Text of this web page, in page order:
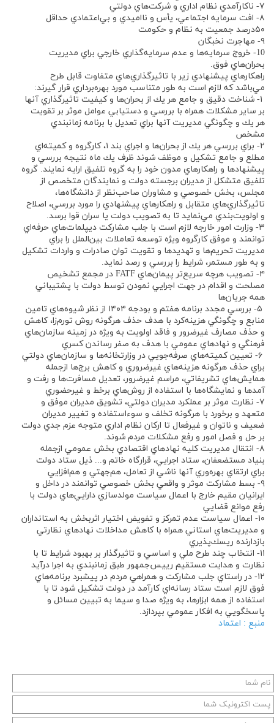
۷- ناكارآمدي نظام اداري و شركت‌هاي دولتي
۸- افت سرمايه اجتماعي، يأس و نااميدي و بي‌اعتمادي حداقل
۵۰درصد جمعيت به نظام و حكومت
۹- مهاجرت نخبگان
10- خروج سرمايه‌ها و عدم سرمايه‌گذاري خارجي براي مديريت
بحران‌هاي فوق.
راهكارهاي پيشنهادي زير با تاثيرگذاري‌هاي متفاوت قابل طرح
مي‌باشد كه لازم است به ‌طور متناسب مورد بهره‌برداري قرار گيرند:
۱- شناخت دقيق و جامع هر يك از بحران‌ها و كيفيت تاثيرگذاري آنها
بر ساير مشكلات همراه با بررسي و دستيابي عوامل موثر بر تقويت
هر يك و چگونگي مديريت آنها براي تعديل با برنامه زمانبندي
مشخص
۲- براي بررسي هر يك از بحران‌ها و اجراي بند ۱، كارگروه و كميته‌اي
مطلع و جامع تشكيل و موظف شوند ظرف يك ماه نتيجه بررسي و
پيشنهادها و راهكار‌هاي مدون خود را به گروه تلفيق ارايه نمايند. گروه
تلفيق متشكل از مديران برجسته دولت و نمايندگان متخصص از
مجلس، بخش خصوصي و مشاوران صاحب‌نظر از دانشگاه‌ها،
تاثيرگذاري‌هاي متقابل و راهكارهاي پيشنهادي را مورد بررسي، اصلاح
و اولويت‌بندي مي‌نمايد تا به تصويب دولت يا سران قوا برسد.
۳- وزارت امور خارجه لازم است با جلب مشاركت ديپلمات‌هاي حرفه‌اي
توانمند و موفق كارگروه ويژه توسعه تعاملات بين‌الملل را براي
مديريت تحريم‌ها و تهديدها و تقويت توان صادرات و واردات تشكيل
و به‌ طور مستمر، شرايط را بررسي و رصد نمايد.
۴- تصويب هرچه سريع‌تر پيمان‌هاي FATF در مجمع تشخيص
مصلحت و اقدام در جهت اجرايي نمودن توسط دولت با پشتيباني
همه جريان‌ها
۵- بررسي مجدد برنامه هفتم و بودجه ۱۴۰۴ از نظر شيوه‌هاي تامين
منابع و چگونگي هزينه‌كرد با هدف حذف هرگونه روش تورم‌زا، كاهش
و حذف مصارف غيرضرور و فاقد اولويت به ويژه در زمينه سازمان‌هاي
فرهنگي و نهادهاي عمومي با هدف به صفر رساندن كسري
۶- تعيين كميته‌هاي صرفه‌جويي در وزارتخانه‌ها و سازمان‌هاي دولتي
براي حذف هرگونه هزينه‌هاي غيرضروري و كاهش برج‌ها ازجمله
همايش‌هاي تشريفاتي، مراسم غيرضرور، تعديل مسافرت‌ها و رفت و
آمدها و نمايشگاه‌ها با استفاده از روش‌هاي برخط و غيرحضوري
۷- نظارت موثر بر عملكرد مديران دولتي، تشويق مديران موفق و
متعهد و برخورد با هرگونه تخلف و سوءاستفاده و تغيير مديران
ضعيف و ناتوان و غيرفعال تا اركان نظام اداري متوجه عزم جدي دولت
بر حل و فصل امور و رفع مشكلات مردم شوند.
۸- انتقال مديريت كليه نهادهاي اقتصادي بخش عمومي ازجمله
بنياد مستضعفان، ستاد اجرايي، قرارگاه خاتم و... ذيل ستاد دولت
براي ارتقاي بهره‌وري آنها ناشي از تعامل، هم‌جهتي و هم‌افزايي
۹- بسط مشاركت موثر و واقعي بخش خصوصي توانمند در داخل و
ايرانيان مقيم خارج با اعمال سياست مولدسازي دارايي‌هاي دولت با
رفع موانع قضايي
۱۰- اعمال سياست عدم تمركز و تفويض اختيار اثربخش به استانداران
و مديريت‌هاي استاني همراه با كاهش مداخلات نهادهاي نظارتي
بازدارنده ريسك‌پذيري
۱۱- انتخاب چند طرح ملي و اساسي و تاثيرگذار بر بهبود شرايط تا با
نظارت و هدايت مستقيم رييس‌جمهور طبق زمانبندي به اجرا درآيد
۱۲- در راستاي جلب مشاركت و همراهي مردم در پيشبرد برنامه‌هاي
فوق لازم است ستاد رسانه‌اي كارآمد در دولت تشكيل شود تا با
استفاده از همه ابزارها، به ويژه صدا و سيما به تبيين مسائل و
پاسخگويي به افكار عمومي بپردازد.
منبع : اعتماد